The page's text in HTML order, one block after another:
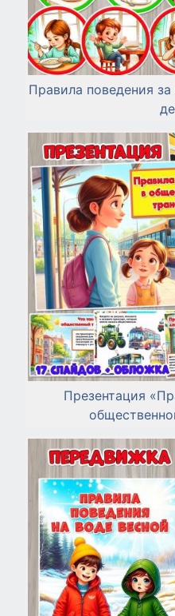
Правила поведения
Презентация